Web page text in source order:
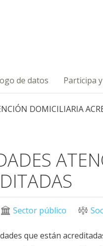
de datos Participa
DOMICILIARIA
Sector público
que están